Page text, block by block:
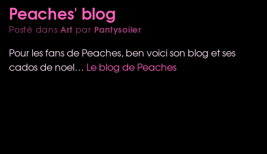
Peaches' blog
Posté dansArt par Pantysoiler
Pour les fans de Peaches, ben voici son blog et ses
cados de noel… Le blog de Peaches